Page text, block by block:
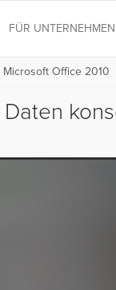
FÜR UNTERNEHMEN
Office 2010